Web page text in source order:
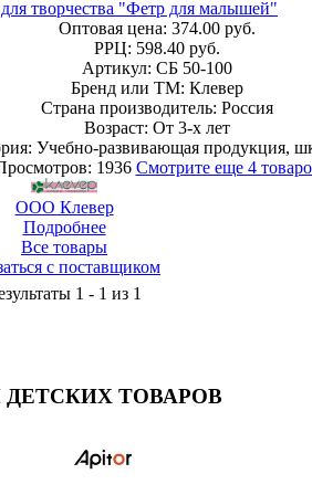
творчества "Фетр для малышей"
Оптовая цена: 374.00 руб.
РРЦ: 598.40 руб.
Артикул: СБ 50-100
Бренд или ТМ: Клевер
Страна производитель: Россия
Возраст: От 3-х лет
Учебно-развивающая продукция,
1936 Смотрите еще 4
ООО Клевер
Подробнее
Все товары
с поставщиком
1 - 1 из 1
ТОВАРОВ